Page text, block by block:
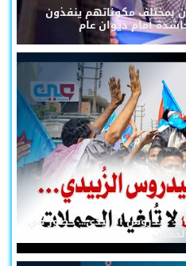
بمختلف مكوناتهم ينفذون
أمام ديوان عام
عيدروس الزُبيدي... حضورٌ في